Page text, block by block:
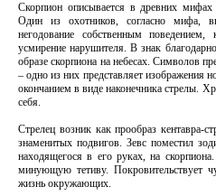
Скорпион описывается в древних
Один из охотников, согласно мифа,
негодование собственным
усмирение нарушителя. В знак
образе скорпиона на небесах. Символов
– одно из них представляет изображения
окончанием в виде наконечника стрелы.
себя.
Стрелец возник как прообраз кентавра-
знаменитых подвигов. Зевс поместил
находящегося в его руках, на
минующую тетиву. Покровительствует
жизнь окружающих.